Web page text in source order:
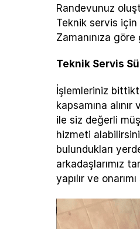
Randevunuz
Teknik servis
Zamanınıza
Teknik Servis
İşlemleriniz
kapsamına
ile siz değerli
hizmeti
bulundukları
arkadaşlarımız
yapılır ve